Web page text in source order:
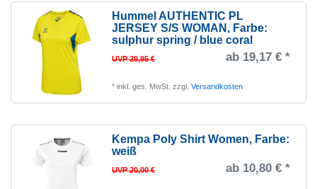
3XL
47
6
4
Hummel AUTHENTIC PL
JERSEY S/S WOMAN , Farbe:
sulphur spring / blue coral
UVP 29,95 € ab 19,17 € *
*inkl. ges. MwSt. zzgl.Versandkosten
Kempa Poly Shirt Women, Farbe:
weiß
UVP 20,00 € ab 10,80 € *